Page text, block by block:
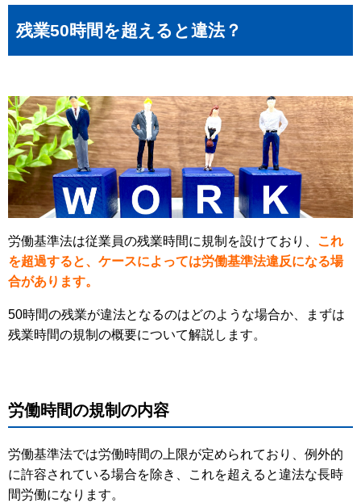
残業50時間を超えると違法？
労働基準法は従業員の残業時間に規制を設けており、 これ
を超過すると、ケースによっては労働基準法違反になる場
合があります。
50時間の残業が違法となるのはどのような場合か、まずは
残業時間の規制の概要について解説します。
労働時間の規制の内容
労働基準法では労働時間の上限が定められており、例外的
に許容されている場合を除き、これを超えると違法な長時
間労働になります。